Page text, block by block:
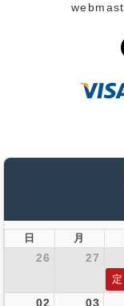
日 月
26 27
02 03